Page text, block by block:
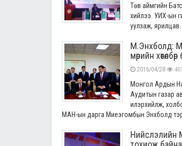
Төв аймгийн
хийлээ. УИХ-ын
уулзаж, ярилцав.
М.Энхболд:
мөрийн
2016/04/28
Монгол Ардын
Аудитын газар
илэрхийлж,
МАН-ын дарга Миеэгомбын Энхболд
Нийслэлийн